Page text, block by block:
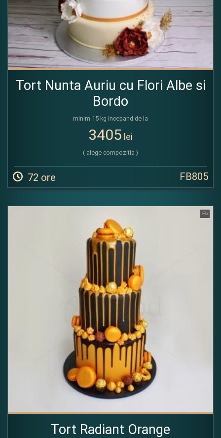
Tort Nunta Auriu cu Flori Albe si
Bordo
minim 15 kg incepand de la
3405 lei
( alege compozitia )
72 ore FB805
Fb
Tort Radiant Orange